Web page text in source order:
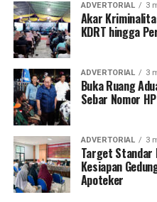
ADVERTORIAL 3
Akar
KDRT hingga
ADVERTORIAL 3
Buka Ruang
Sebar Nomor
ADVERTORIAL 3
Target Standar
Kesiapan
Apoteker